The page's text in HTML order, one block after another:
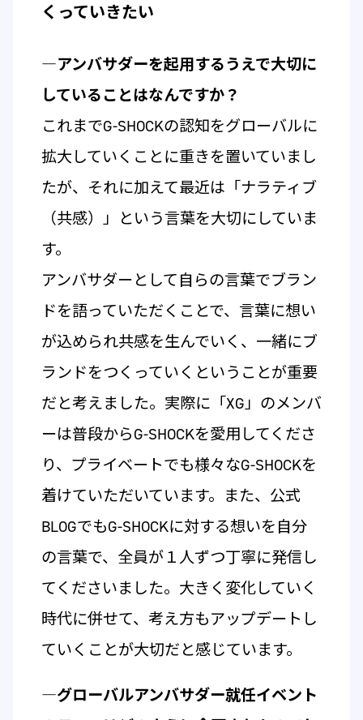
くっていきたい
―アンバサダーを起用するうえで大切に
していることはなんですか？
これまでG-SHOCKの認知をグローバルに
拡大していくことに重きを置いていまし
たが、それに加えて最近は「ナラティブ
（共感）」という言葉を大切にしていま
す。
アンバサダーとして自らの言葉でブラン
ドを語っていただくことで、言葉に想い
が込められ共感を生んでいく、一緒にブ
ランドをつくっていくということが重要
だと考えました。実際に「XG」のメンバ
ーは普段からG-SHOCKを愛用してくださ
り、プライベートでも様々なG-SHOCKを
着けていただいています。また、公式
BLOGでもG-SHOCKに対する想いを自分
の言葉で、全員が１人ずつ丁寧に発信し
てくださいました。大きく変化していく
時代に併せて、考え方もアップデートし
ていくことが大切だと感じています。
―グローバルアンバサダー就任イベント